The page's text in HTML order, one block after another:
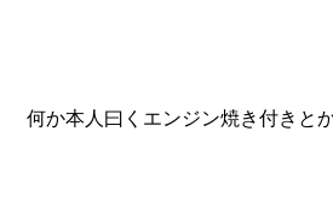
何か本人曰くエンジン焼き付きと